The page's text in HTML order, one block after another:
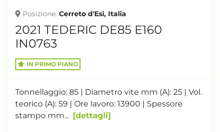
Posizione Cerreto d'Esi, Italia
2021 TEDERIC DE85 E160
IN0763
IN PRIMO PIANO
Tonnellaggio: 85 | Diametro vite mm (A): 25 | Vol.
teorico (A): 59 | Ore lavoro: 13900 | Spessore
stampo mm...
dettagli